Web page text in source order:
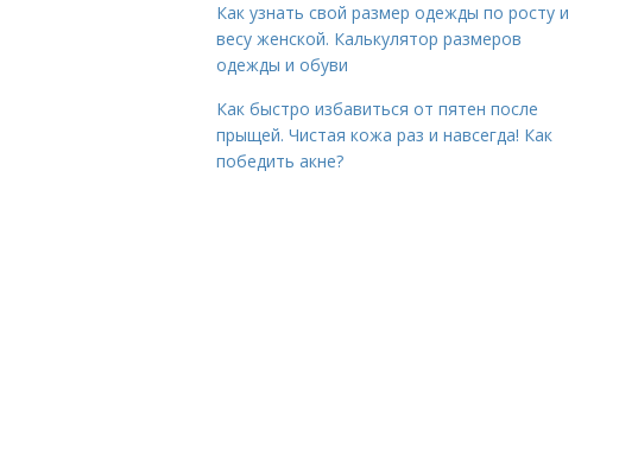
Как узнать свой размер одежды по росту и
весу женской. Калькулятор размеров
одежды и обуви
Как быстро избавиться от пятен после
прыщей. Чистая кожа раз и навсегда! Как
победить акне?